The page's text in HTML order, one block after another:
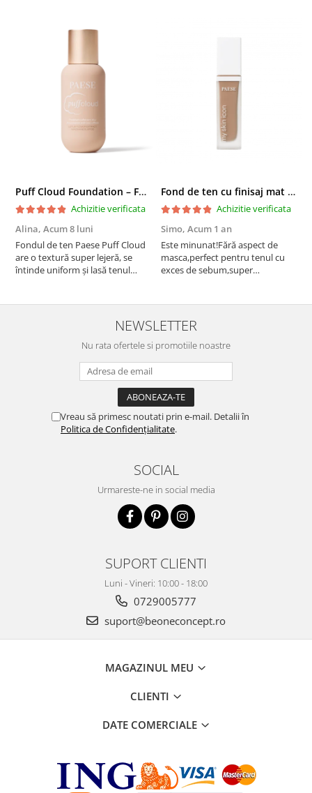
Puff Cloud Foundation – Fond de ten cu efect natural
Achizitie verificata
Alina, Acum 8 luni
Fondul de ten Paese Puff Cloud
are o textură super lejeră, se
întinde uniform și lasă tenul
rezistă bine toată ziua și nu
oxidează. Se simte ca o cremă
hidratantă pe piele. Un f...
Fond de ten cu finisaj mat si satinat, 3C ALMOND - 33 ml
Achizitie verificata
Simo, Acum 1 an
Este minunat!Fără aspect de
masca,perfect pentru tenul cu
exces de sebum,super
NEWSLETTER
Nu rata ofertele si promotiile noastre
Vreau să primesc noutati prin e-mail. Detalii în
Politica de Confidențialitate.
SOCIAL
Urmareste-ne in social media
SUPORT CLIENTI
Luni - Vineri: 10:00 - 18:00
0729005777
suport@beoneconcept.ro
MAGAZINUL MEU
CLIENTI
DATE COMERCIALE